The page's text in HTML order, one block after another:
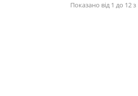
Показано від 1 до 12